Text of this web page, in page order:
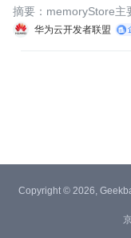
精髓
华为云开发者联盟
摘要：memoryStore主
化的byteBuffer放到内
Copyright © 2026,